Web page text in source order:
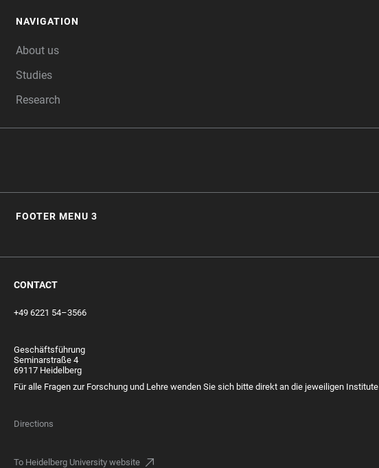
NAVIGATION
About us
Studies
Research
FOOTER MENU 3
CONTACT
+49 6221 54–3566
Geschäftsführung
Seminarstraße 4
69117 Heidelberg
Für alle Fragen zur Forschung und Lehre wenden Sie sich bitte direkt an die jeweiligen Institute
Directions
To Heidelberg University website